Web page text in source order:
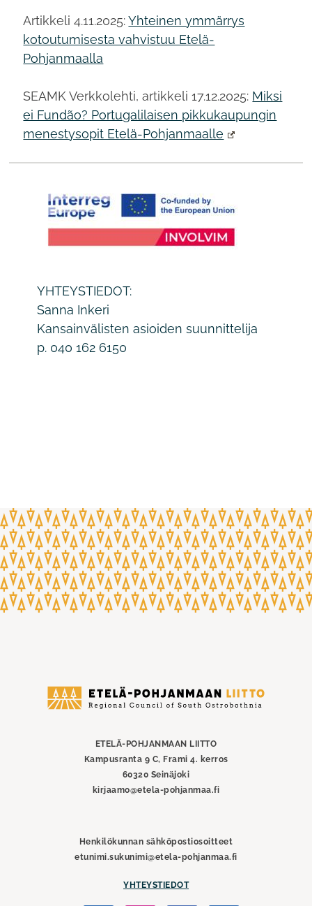
Artikkeli 4.11.2025:Yhteinen ymmärrys
kotoutumisesta vahvistuu Etelä-
Pohjanmaalla
SEAMK Verkkolehti, artikkeli 17.12.2025: Miksi
ei Fundão? Portugalilaisen pikkukaupungin
menestysopit Etelä-Pohjanmaalle
YHTEYSTIEDOT:
Sanna Inkeri
Kansainvälisten asioiden suunnittelija
p. 040 162 6150
Etelä-
ETELÄ-POHJANMAAN LIITTO
Kampusranta 9 C, Frami 4. kerros
60320 Seinäjoki
kirjaamo@etela-pohjanmaa.fi
Henkilökunnan sähköpostiosoitteet
etunimi.sukunimi@etela-pohjanmaa.fi
YHTEYSTIEDOT